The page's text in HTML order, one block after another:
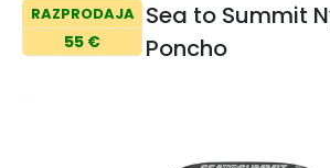
RAZPRODAJA
55 €
Sea to Summit
Poncho